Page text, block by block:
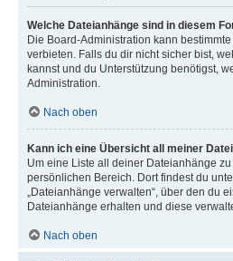
Welche Dateianhänge sind in diesem
Die Board-Administration kann
verbieten. Falls du dir nicht sicher bist,
kannst und du Unterstützung benötigst,
Administration.
Nach oben
Kann ich eine Übersicht all meiner
Um eine Liste all deiner Dateianhänge
persönlichen Bereich. Dort findest du
„Dateianhänge verwalten“, über den du
Dateianhänge erhalten und diese
Nach oben